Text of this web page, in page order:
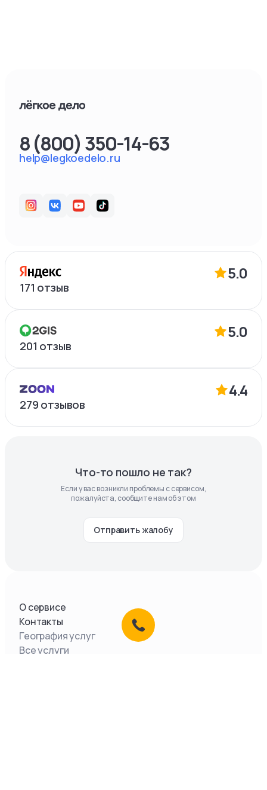
help@legkoedelo.ru
8 (800) 350-14-63
5.0
171 отзыв
5.0
201 отзыв
4.4
279 отзывов
Что-то пошло не так?
Если у вас возникли проблемы с сервисом,
пожалуйста, сообщите нам об этом
Отправить жалобу
О сервисе
Контакты
География услуг
Все услуги